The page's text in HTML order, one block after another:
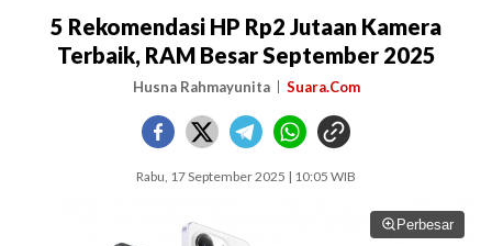
5 Rekomendasi HP Rp2 Jutaan Kamera
Terbaik, RAM Besar September 2025
Husna Rahmayunita Suara.Com
Rabu, 17 September 2025 | 10:05 WIB
Perbesar